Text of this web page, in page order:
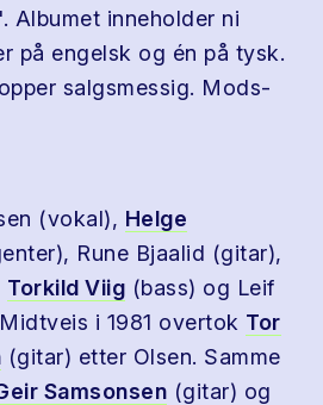
Albumet inneholder ni
på engelsk og én på tysk.
salgsmessig. Mods-
(vokal), Helge
Rune Bjaalid (gitar),
Torkild Viig (bass) og Leif
i 1981 overtok Tor
(gitar) etter Olsen. Samme
Samsonsen (gitar) og